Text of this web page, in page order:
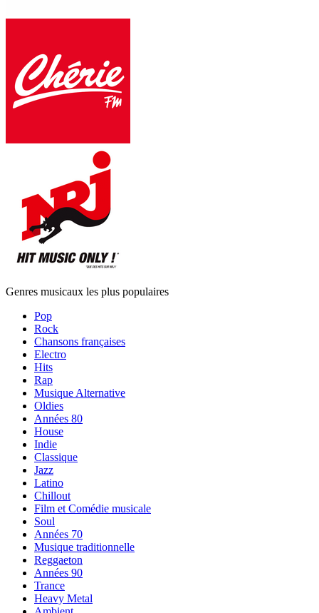
Genres musicaux les plus populaires
Pop
Rock
Chansons françaises
Electro
Hits
Rap
Musique Alternative
Oldies
Années 80
House
Indie
Classique
Jazz
Latino
Chillout
Film et Comédie musicale
Soul
Années 70
Musique traditionnelle
Reggaeton
Années 90
Trance
Heavy Metal